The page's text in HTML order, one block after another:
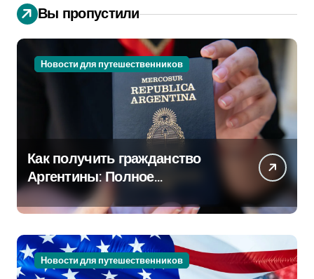
Вы пропустили
Новости для путешественников
Как получить гражданство
Аргентины: Полное
руководство
Новости для путешественников